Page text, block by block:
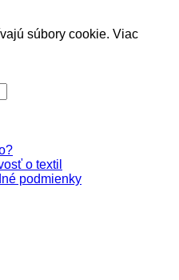
súbory cookie. Viac
o textil
podmienky